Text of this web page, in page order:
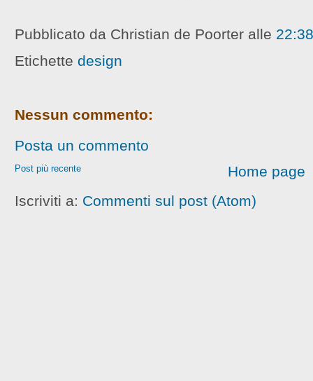
Pubblicato da Christian de Poorter alle 22:38
Etichette design
Nessun commento:
Posta un commento
Post più recente
Home page
Iscriviti a: Commenti sul post (Atom)